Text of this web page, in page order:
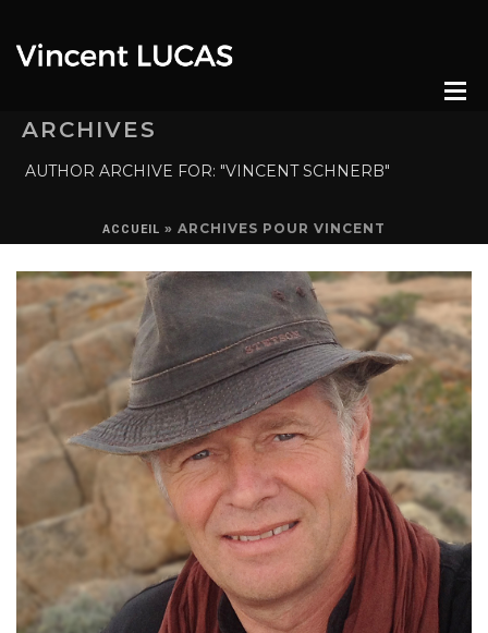
ARCHIVES
AUTHOR ARCHIVE FOR: "VINCENT SCHNERB"
ACCUEIL » ARCHIVES POUR VINCENT